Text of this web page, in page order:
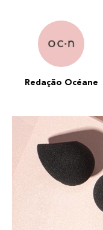
Redação Océane